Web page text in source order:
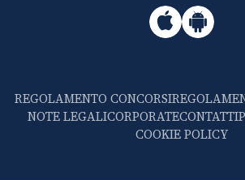
REGOLAMENTO CONCORSI
NOTE LEGALICORPORATECONTATTI
COOKIE POLICY